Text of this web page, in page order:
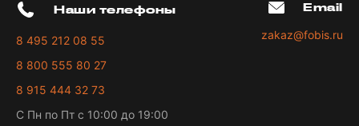
Наши телефоны
8 495 212 08 55
8 800 555 80 27
8 915 444 32 73
С Пн по Пт с 10:00 до 19:00
Email
zakaz@fobis.ru